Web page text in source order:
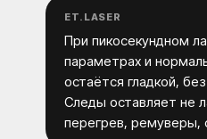
ET.LASER
При пикосекундном
параметрах и
остаётся гладкой,
Следы оставляет не
перегрев, ремуверы,